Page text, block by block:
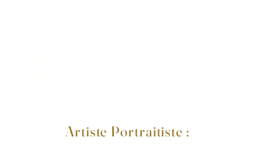
Artiste Portraitiste :